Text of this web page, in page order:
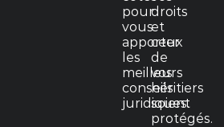
pour
vous
apporter
les
meilleurs
conseils
juridiques.
droits
et
ceux
de
vos
héritiers
soient
protégés.